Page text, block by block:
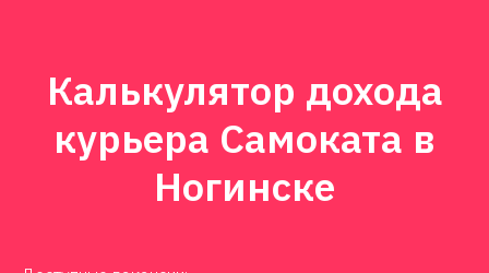
Калькулятор дохода
курьера Самоката в
Ногинске